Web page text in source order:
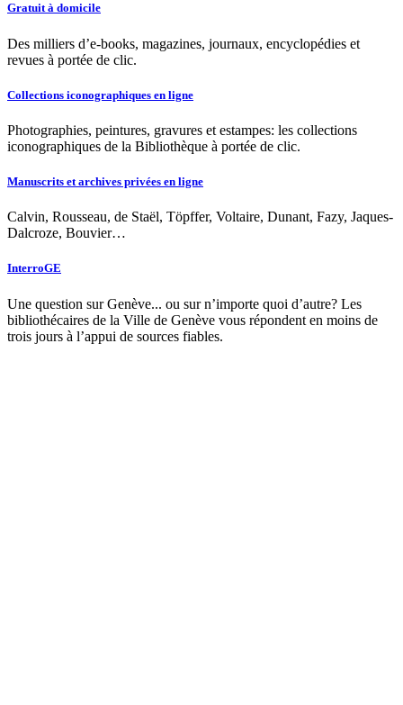
Gratuit à domicile
Des milliers d’e-books, magazines, journaux, encyclopédies et
revues à portée de clic.
Collections iconographiques en ligne
Photographies, peintures, gravures et estampes: les collections
iconographiques de la Bibliothèque à portée de clic.
Manuscrits et archives privées en ligne
Calvin, Rousseau, de Staël, Töpffer, Voltaire, Dunant, Fazy, Jaques-
Dalcroze, Bouvier…
InterroGE
Une question sur Genève... ou sur n’importe quoi d’autre? Les
bibliothécaires de la Ville de Genève vous répondent en moins de
trois jours à l’appui de sources fiables.